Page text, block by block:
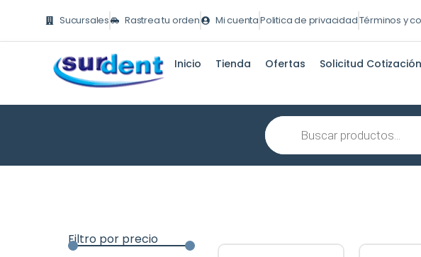
contenido
Sucursales Rastrea tu orden Mi cuentaPolitica de privacidadTérminos y
Inicio Tienda Ofertas Solicitud Cotización
Búsqueda
de
productos
Filtro por precio